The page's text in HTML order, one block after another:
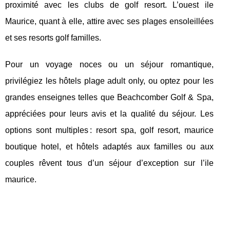
proximité avec les clubs de golf resort. L’ouest ile
Maurice, quant à elle, attire avec ses plages ensoleillées
et ses resorts golf familles.
Pour un voyage noces ou un séjour romantique,
privilégiez les hôtels plage adult only, ou optez pour les
grandes enseignes telles que Beachcomber Golf & Spa,
appréciées pour leurs avis et la qualité du séjour. Les
options sont multiples : resort spa, golf resort, maurice
boutique hotel, et hôtels adaptés aux familles ou aux
couples rêvent tous d’un séjour d’exception sur l’ile
maurice.